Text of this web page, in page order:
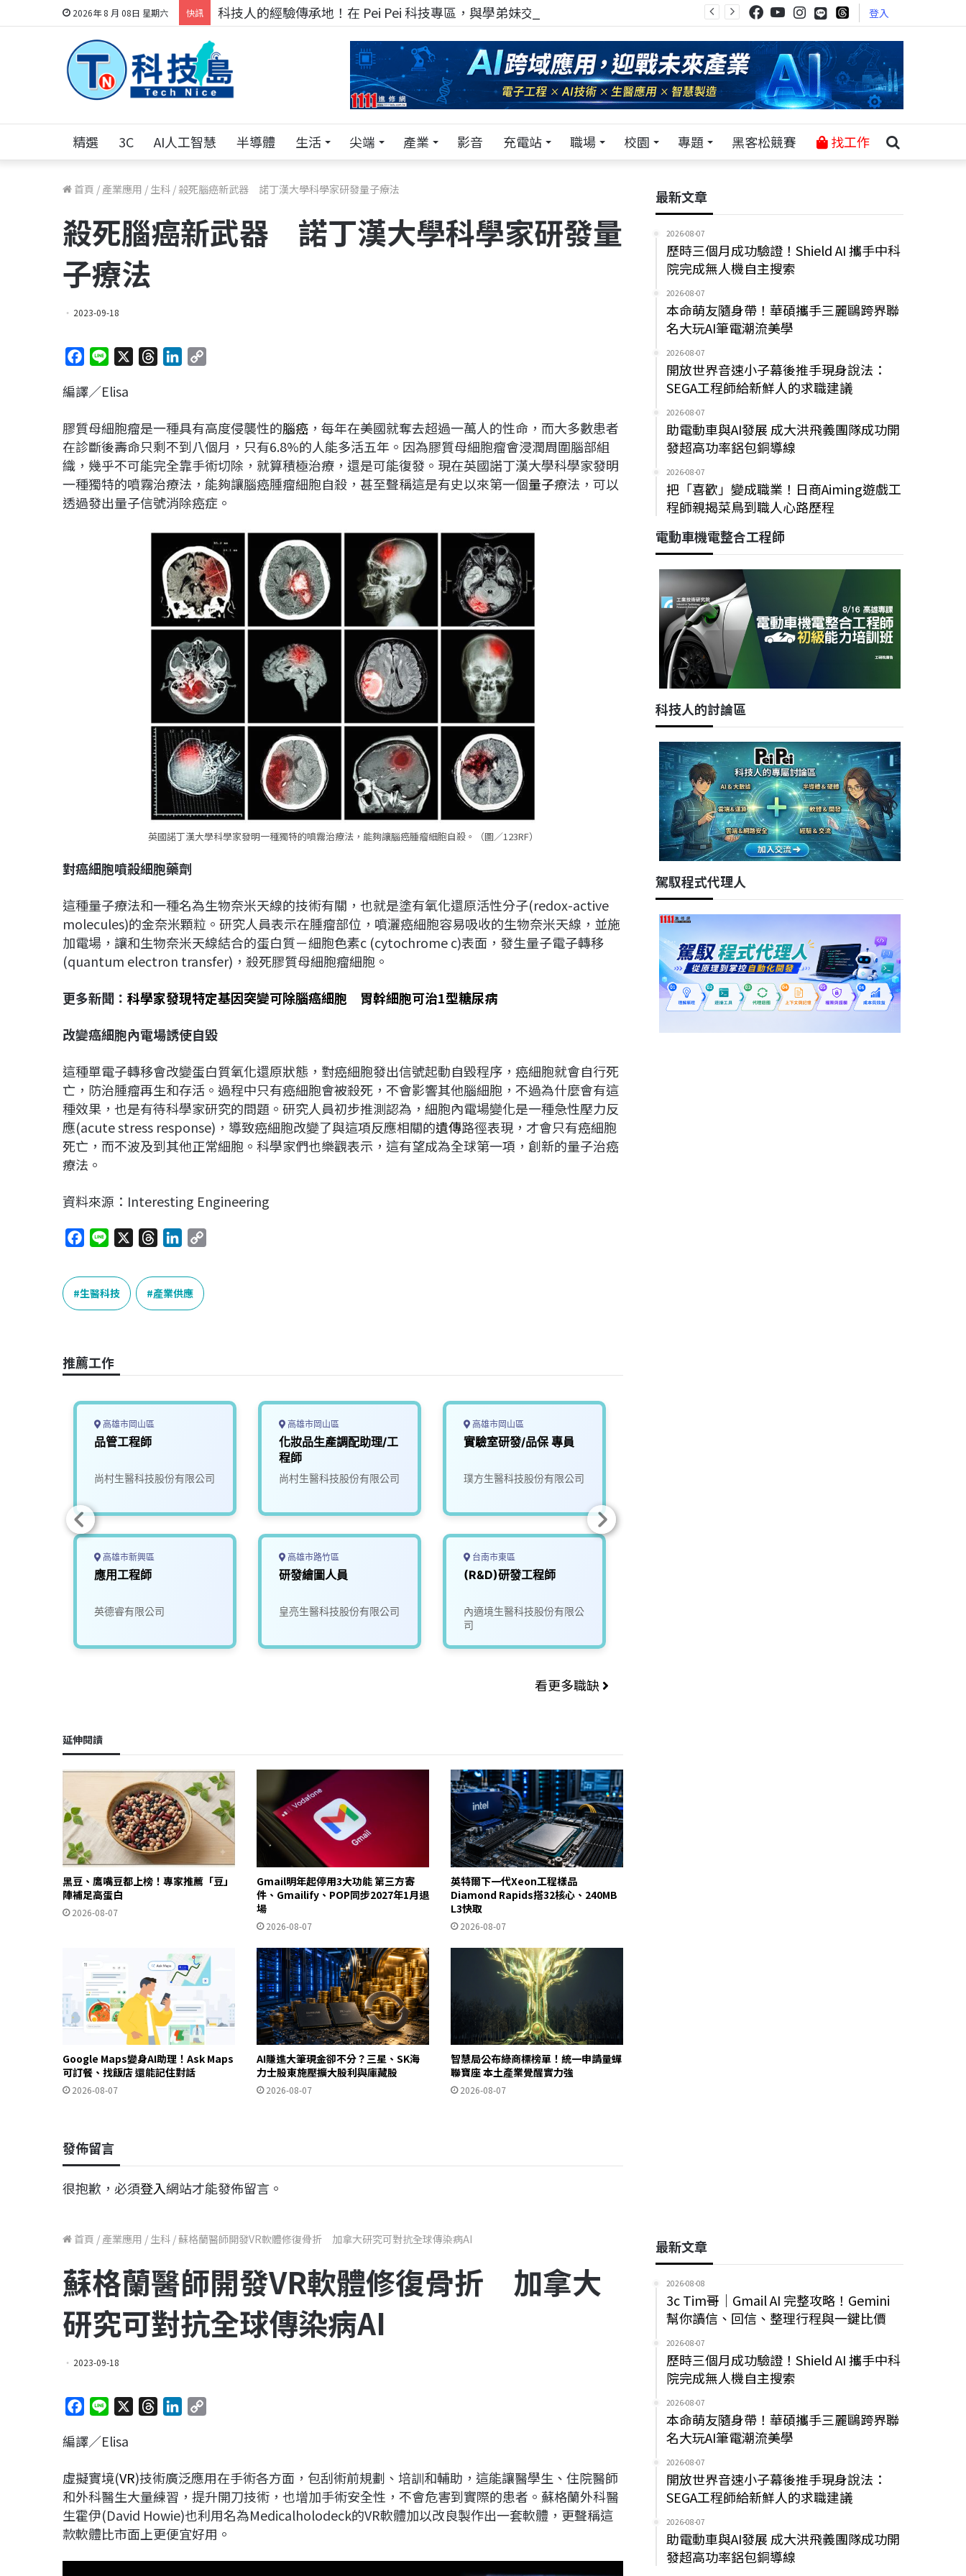
2026年 8 月 08日 星期六 快訊 科技人的經驗傳承地！在 Pei Pei 科技專區，與學弟妹交流最硬核的技術 登入
精選 3C AI人工智慧 半導體 生活 尖端 產業 影音 充電站 職場 校園 專題 黑客松競賽 找工作
首頁 / 產業應用 / 生科 /殺死腦癌新武器 諾丁漢大學科學家研發量子療法
殺死腦癌新武器 諾丁漢大學科學家研發量
子療法
2023-09-18
c
b
o
o
k
n
a
d
s
e
d
I
n
L
i
n
k
編譯／Elisa
膠質母細胞瘤是一種具有高度侵襲性的腦癌 ，每年在美國就奪去超過一萬人的性命，而大多數患者
在診斷後壽命只剩不到八個月，只有6.8%的人能多活五年。因為膠質母細胞瘤會浸潤周圍腦部組
織，幾乎不可能完全靠手術切除，就算積極治療，還是可能復發。現在英國諾丁漢大學科學家發明
一種獨特的噴霧治療法，能夠讓腦癌腫瘤細胞自殺，甚至聲稱這是有史以來第一個量子療法，可以
透過發出量子信號消除癌症。
英國諾丁漢大學科學家發明一種獨特的噴霧治療法，能夠讓腦癌腫瘤細胞自殺。（圖／123RF）
對癌細胞噴殺細胞藥劑
這種量子療法和一種名為生物奈米天線的技術有關，也就是塗有氧化還原活性分子(redox-active
molecules)的金奈米顆粒。研究人員表示在腫瘤部位，噴灑癌細胞容易吸收的生物奈米天線，並施
加電場，讓和生物奈米天線結合的蛋白質－細胞色素c (cytochrome c)表面，發生量子電子轉移
(quantum electron transfer)，殺死膠質母細胞瘤細胞。
更多新聞： 科學家發現特定基因突變可除腦癌細胞 胃幹細胞可治1型糖尿病
改變癌細胞內電場誘使自毀
這種單電子轉移會改變蛋白質氧化還原狀態，對癌細胞發出信號起動自毀程序，癌細胞就會自行死
亡，防治腫瘤再生和存活。過程中只有癌細胞會被殺死，不會影響其他腦細胞，不過為什麼會有這
種效果，也是有待科學家研究的問題。研究人員初步推測認為，細胞內電場變化是一種急性壓力反
應(acute stress response)，導致癌細胞改變了與這項反應相關的遺傳路徑表現，才會只有癌細胞
死亡，而不波及到其他正常細胞。科學家們也樂觀表示，這有望成為全球第一項，創新的量子治癌
療法。
資料來源：Interesting Engineering
c
e
b
k
n
e
r
e
a
n
k
e
生醫科技 產業供應
推薦工作
高雄市岡山區
品管工程師
尚村生醫科技股份有限公司
高雄市新興區
應用工程師
英德睿有限公司
高雄市岡山區
化妝品生產調配助理/工
程師
尚村生醫科技股份有限公司
高雄市路竹區
研發繪圖人員
皇亮生醫科技股份有限公司
高雄市岡山區
實驗室研發/品保 專員
璞方生醫科技股份有限公司
台南市東區
(R&D)研發工程師
內適境生醫科技股份有限公
司
看更多職缺
延伸閱讀
黑豆、鷹嘴豆都上榜！專家推薦「豆」
陣補足高蛋白
2026-08-07
Gmail明年起停用3大功能 第三方寄
件、Gmailify、POP同步2027年1月退
場
2026-08-07
英特爾下一代Xeon工程樣品
Diamond Rapids搭32核心、240MB
L3快取
2026-08-07
Google Maps變身AI助理！Ask Maps
可訂餐、找飯店 還能記住對話
2026-08-07
AI賺進大筆現金卻不分？三星、SK海
力士股東施壓擴大股利與庫藏股
2026-08-07
智慧局公布綠商標榜單！統一申請量蟬
聯寶座 本土產業覺醒實力強
2026-08-07
發佈留言
很抱歉，必須登入網站才能發佈留言。
最新文章
2026-08-07
歷時三個月成功驗證！Shield AI 攜手中科
院完成無人機自主搜索
2026-08-07
本命萌友隨身帶！華碩攜手三麗鷗跨界聯
名大玩AI筆電潮流美學
2026-08-07
開放世界音速小子幕後推手現身說法：
SEGA工程師給新鮮人的求職建議
2026-08-07
助電動車與AI發展 成大洪飛義團隊成功開
發超高功率鋁包銅導線
2026-08-07
把「喜歡」變成職業！日商Aiming遊戲工
程師親揭菜鳥到職人心路歷程
電動車機電整合工程師
科技人的討論區
駕馭程式代理人